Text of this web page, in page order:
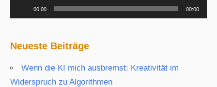
Player
00:00 00:00
Neueste Beiträge
Wenn die KI mich ausbremst: Kreativität im
Widerspruch zu Algorithmen